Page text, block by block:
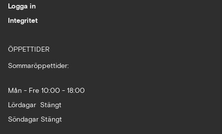
Logga in
Integritet
ÖPPETTIDER
Sommaröppettider:
Mån - Fre 10:00 - 18:00
Lördagar Stängt
Söndagar Stängt